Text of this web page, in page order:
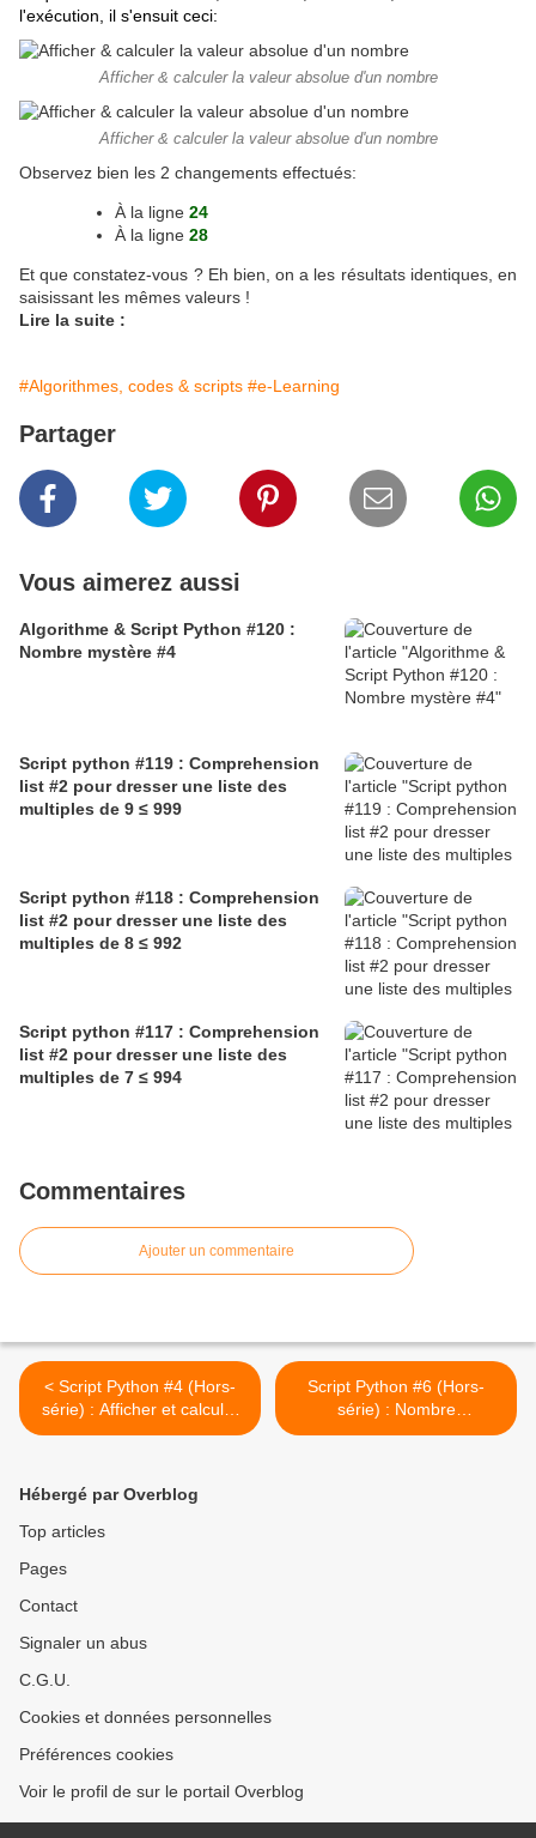
l'exécution, il s'ensuit ceci:
Afficher & calculer la valeur absolue d'un nombre
Afficher & calculer la valeur absolue d'un nombre
Observez bien les 2 changements effectués:
À la ligne 24
À la ligne 28
Et que constatez-vous ? Eh bien, on a les résultats identiques, en
saisissant les mêmes valeurs !
Lire la suite :
#Algorithmes, codes & scripts #e-Learning
Partager
Vous aimerez aussi
Algorithme & Script Python #120 :
Nombre mystère #4
Script python #119 : Comprehension
list #2 pour dresser une liste des
multiples de 9 ≤ 999
Script python #118 : Comprehension
list #2 pour dresser une liste des
multiples de 8 ≤ 992
Script python #117 : Comprehension
list #2 pour dresser une liste des
multiples de 7 ≤ 994
Commentaires
Ajouter un commentaire
< Script Python #4 (Hors-
série) : Afficher et calculer
la valeur absolue d'un
Script Python #6 (Hors-
série) : Nombre
d'Armstrong #6 (1re
Hébergé par Overblog
Top articles
Pages
Contact
Signaler un abus
C.G.U.
Cookies et données personnelles
Préférences cookies
Voir le profil de sur le portail Overblog